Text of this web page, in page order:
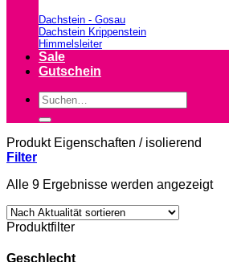
Dachstein - Gosau
Dachstein Krippenstein
Himmelsleiter
Sale
Gutschein
Suchen
nach:
Produkt Eigenschaften /isolierend
Filter
Alle 9 Ergebnisse werden angezeigt
Produktfilter
Geschlecht